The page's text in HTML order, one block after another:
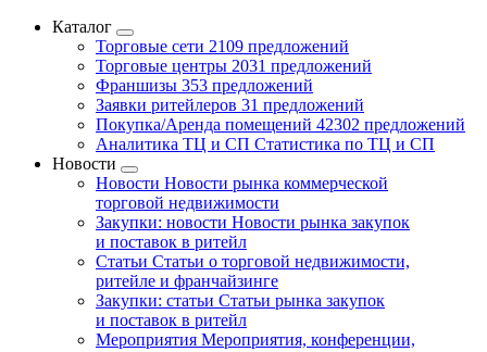
Каталог
Торговые сети 2109 предложений
Торговые центры 2031 предложений
Франшизы 353 предложений
Заявки ритейлеров 31 предложений
Покупка/Аренда помещений 42302 предложений
Аналитика ТЦ и СП Статистика по ТЦ и СП
Новости
Новости Новости рынка коммерческой
торговой недвижимости
Закупки: новости Новости рынка закупок
и поставок в ритейл
Статьи Статьи о торговой недвижимости,
ритейле и франчайзинге
Закупки: статьи Статьи рынка закупок
и поставок в ритейл
Мероприятия Мероприятия, конференции,